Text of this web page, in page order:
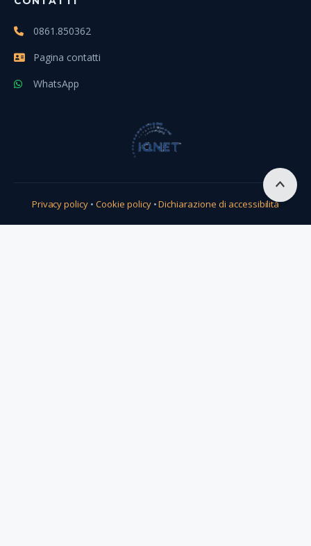
0861.850362
Pagina contatti
WhatsApp
Privacy policy •Cookie policy•Dichiarazione di accessibilità